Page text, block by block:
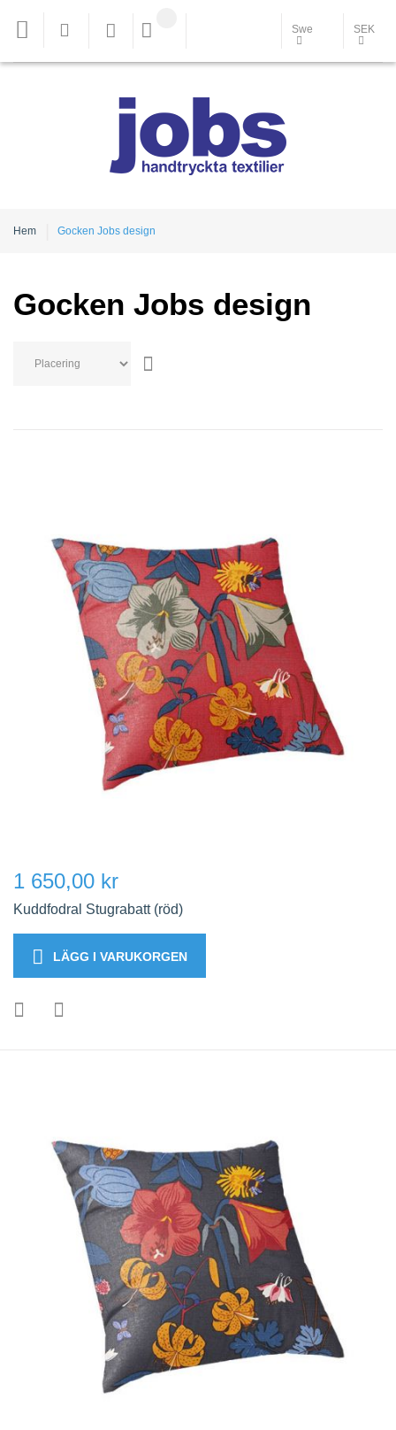
Swe SEK
Hem Gocken Jobs design
Gocken Jobs design
1 650,00 kr
Kuddfodral Stugrabatt (röd)
LÄGG I VARUKORGEN